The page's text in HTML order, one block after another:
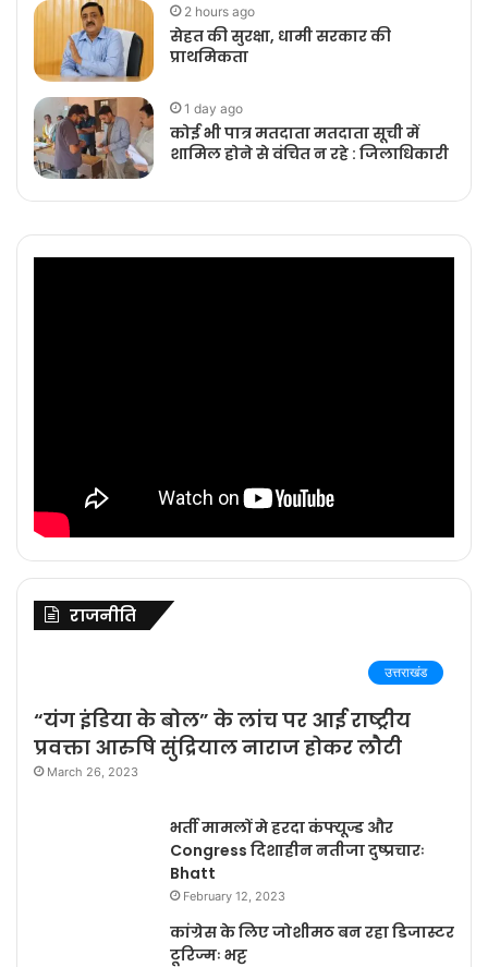
2 hours ago
सेहत की सुरक्षा, धामी सरकार की
प्राथमिकता
1 day ago
कोई भी पात्र मतदाता मतदाता सूची में
शामिल होने से वंचित न रहे : जिलाधिकारी
राजनीति
उत्तराखंड
“यंग इंडिया के बोल” के लांच पर आई राष्ट्रीय
प्रवक्ता आरुषि सुंद्रियाल नाराज होकर लौटी
March 26, 2023
भर्ती मामलों मे हरदा कंफ्यूज्ड और
Congress दिशाहीन नतीजा दुष्प्रचारः
Bhatt
February 12, 2023
कांग्रेस के लिए जोशीमठ बन रहा डिजास्टर
टूरिज्मः भट्ट